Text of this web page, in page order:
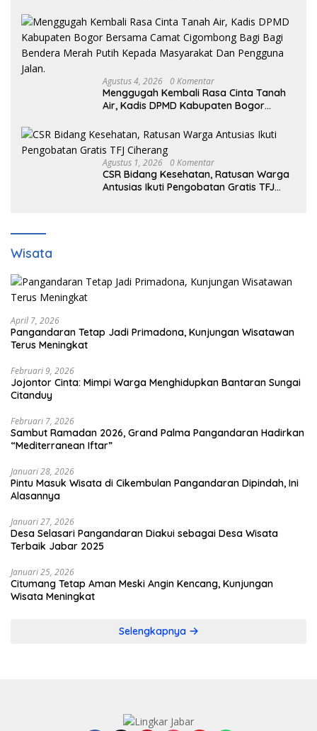
Agustus 4, 2026 0 Komentar
Menggugah Kembali Rasa Cinta Tanah
Air, Kadis DPMD Kabupaten Bogor
Bendera Merah Putih Kepada
Masyarakat Dan Pengguna Jalan.
Agustus 1, 2026 0 Komentar
CSR Bidang Kesehatan, Ratusan Warga
Antusias Ikuti Pengobatan Gratis TFJ
Wisata
April 7, 2026
Pangandaran Tetap Jadi Primadona, Kunjungan Wisatawan
Terus Meningkat
Februari 9, 2026
Jojontor Cinta: Mimpi Warga Menghidupkan Bantaran Sungai
Citanduy
Februari 7, 2026
Sambut Ramadan 2026, Grand Palma Pangandaran Hadirkan
“Mediterranean Iftar”
Januari 28, 2026
Pintu Masuk Wisata di Cikembulan Pangandaran Dipindah, Ini
Alasannya
Januari 27, 2026
Desa Selasari Pangandaran Diakui sebagai Desa Wisata
Terbaik Jabar 2025
Januari 25, 2026
Citumang Tetap Aman Meski Angin Kencang, Kunjungan
Wisata Meningkat
Selengkapnya